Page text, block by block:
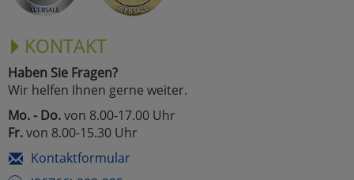
KONTAKT
Haben Sie Fragen?
Wir helfen Ihnen gerne weiter.
Mo. - Do.von 8.00-17.00 Uhr
Fr.von 8.00-15.30 Uhr
Kontaktformular